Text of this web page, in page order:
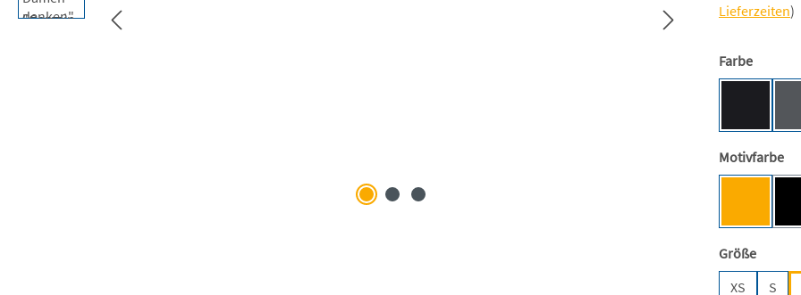
Lieferzeiten)
Farbe
Motivfarbe
Größe
XS
S